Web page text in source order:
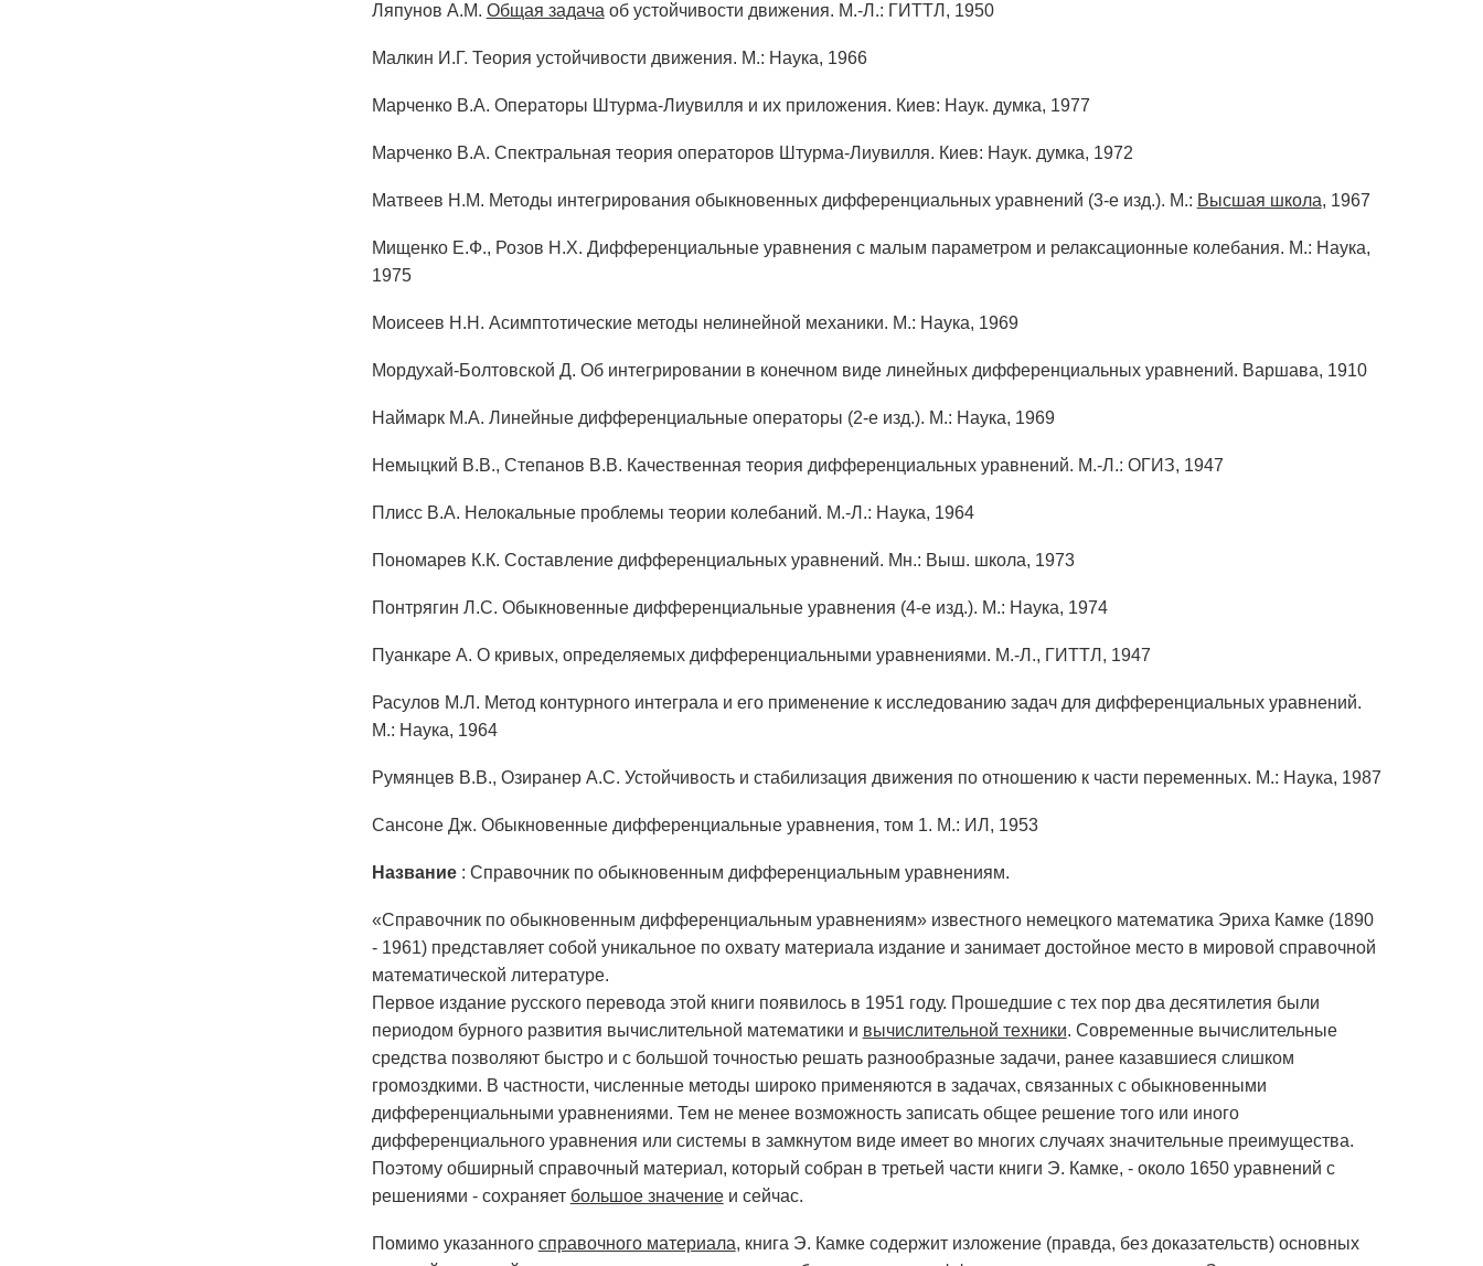
Ляпунов А.М. Общая задача об устойчивости движения. М.-Л.: ГИТТЛ, 1950
Малкин И.Г. Теория устойчивости движения. М.: Наука, 1966
Марченко В.А. Операторы Штурма-Лиувилля и их приложения. Киев: Наук. думка, 1977
Марченко В.А. Спектральная теория операторов Штурма-Лиувилля. Киев: Наук. думка, 1972
Матвеев Н.М. Методы интегрирования обыкновенных дифференциальных уравнений (3-е изд.). М.: Высшая школа, 1967
Мищенко Е.Ф., Розов Н.X. Дифференциальные уравнения с малым параметром и релаксационные колебания. М.: Наука,
1975
Моисеев Н.Н. Асимптотические методы нелинейной механики. М.: Наука, 1969
Мордухай-Болтовской Д. Об интегрировании в конечном виде линейных дифференциальных уравнений. Варшава, 1910
Наймарк М.А. Линейные дифференциальные операторы (2-е изд.). М.: Наука, 1969
Немыцкий В.В., Степанов В.В. Качественная теория дифференциальных уравнений. М.-Л.: ОГИЗ, 1947
Плисс В.А. Нелокальные проблемы теории колебаний. М.-Л.: Наука, 1964
Пономарев К.К. Составление дифференциальных уравнений. Мн.: Выш. школа, 1973
Понтрягин Л.С. Обыкновенные дифференциальные уравнения (4-е изд.). М.: Наука, 1974
Пуанкаре А. О кривых, определяемых дифференциальными уравнениями. М.-Л., ГИТТЛ, 1947
Расулов М.Л. Метод контурного интеграла и его применение к исследованию задач для дифференциальных уравнений.
М.: Наука, 1964
Румянцев В.В., Озиранер А.С. Устойчивость и стабилизация движения по отношению к части переменных. М.: Наука, 1987
Сансоне Дж. Обыкновенные дифференциальные уравнения, том 1. М.: ИЛ, 1953
Название : Справочник по обыкновенным дифференциальным уравнениям.
«Справочник по обыкновенным дифференциальным уравнениям» известного немецкого математика Эриха Камке (1890
- 1961) представляет собой уникальное по охвату материала издание и занимает достойное место в мировой справочной
математической литературе.
Первое издание русского перевода этой книги появилось в 1951 году. Прошедшие с тех пор два десятилетия были
периодом бурного развития вычислительной математики и вычислительной техники. Современные вычислительные
средства позволяют быстро и с большой точностью решать разнообразные задачи, ранее казавшиеся слишком
громоздкими. В частности, численные методы широко применяются в задачах, связанных с обыкновенными
дифференциальными уравнениями. Тем не менее возможность записать общее решение того или иного
дифференциального уравнения или системы в замкнутом виде имеет во многих случаях значительные преимущества.
Поэтому обширный справочный материал, который собран в третьей части книги Э. Камке, - около 1650 уравнений с
решениями - сохраняет большое значениеи сейчас.
Помимо указанного справочного материала, книга Э. Камке содержит изложение (правда, без доказательств) основных